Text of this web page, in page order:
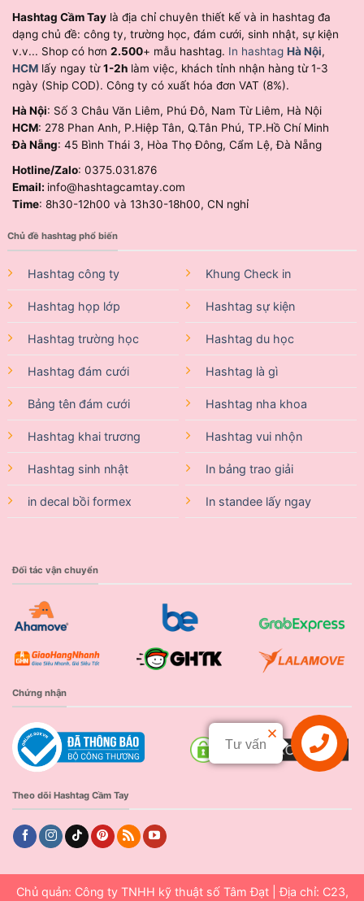
Hashtag Cầm Tay là địa chỉ chuyên thiết kế và in hashtag đa
dạng chủ đề: công ty, trường học, đám cưới, sinh nhật, sự kiện
v.v... Shop có hơn 2.500+ mẫu hashtag. In hashtag Hà Nội,
HCM lấy ngay từ1-2h làm việc, khách tỉnh nhận hàng từ 1-3
ngày (Ship COD). Công ty có xuất hóa đơn VAT (8%).
Hà Nội: Số 3 Châu Văn Liêm, Phú Đô, Nam Từ Liêm, Hà Nội
HCM: 278 Phan Anh, P.Hiệp Tân, Q.Tân Phú, TP.Hồ Chí Minh
Đà Nẵng: 45 Bình Thái 3, Hòa Thọ Đông, Cẩm Lệ, Đà Nẵng
Hotline/Zalo: 0375.031.876
Email: info@hashtagcamtay.com
Time: 8h30-12h00 và 13h30-18h00, CN nghỉ
Chủ đề hashtag phổ biến
Hashtag công ty
Hashtag họp lớp
Hashtag trường học
Hashtag đám cưới
Bảng tên đám cưới
Hashtag khai trương
Hashtag sinh nhật
in decal bồi formex
Khung Check in
Hashtag sự kiện
Hashtag du học
Hashtag là gì
Hashtag nha khoa
Hashtag vui nhộn
In bảng trao giải
In standee lấy ngay
Đối tác vận chuyển
Chứng nhận
Theo dõi Hashtag Cầm Tay
Chủ quản: Công ty TNHH kỹ thuật số Tâm Đạt | Địa chỉ: C23,
Liên hệ
Tư vấn